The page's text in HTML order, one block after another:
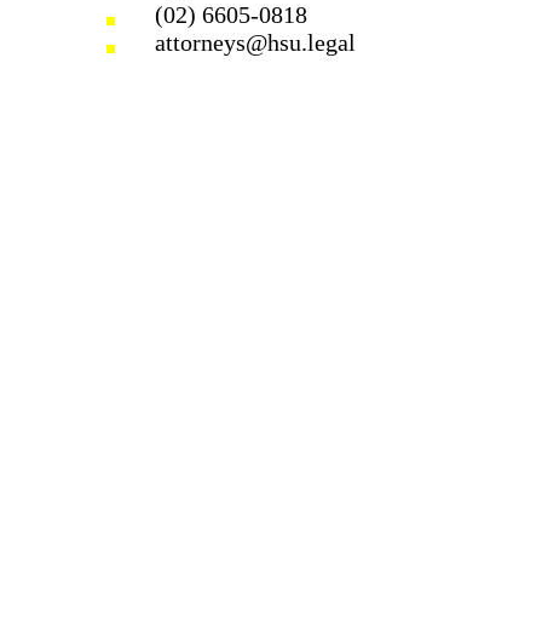
(02) 6605-0818
attorneys@hsu.legal